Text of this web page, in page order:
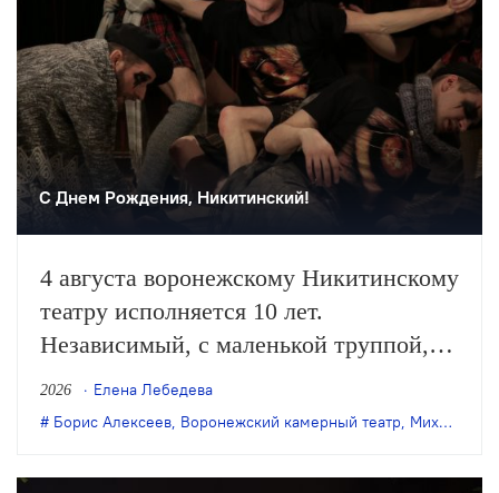
С Днем Рождения, Никитинский!
4 августа воронежскому Никитинскому
театру исполняется 10 лет.
Независимый, с маленькой труппой,
он все очевиднее становится
художественным явлением в
деятельность – феноменом
2026
Елена Лебедева
Борис Алексеев, Воронежский камерный театр, Михаил Бычков